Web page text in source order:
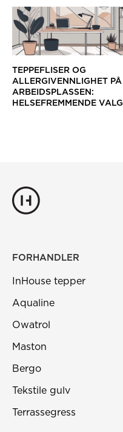
TEPPEFLISER OG
ALLERGIVENNLIGHET PÅ
ARBEIDSPLASSEN:
HELSEFREMMENDE VALG
FORHANDLER
InHouse tepper
Aqualine
Owatrol
Maston
Bergo
Tekstile gulv
Terrassegress